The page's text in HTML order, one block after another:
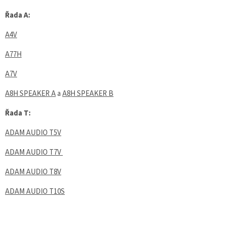
Řada A:
A4V
A77H
A7V
A8H SPEAKER AaA8H SPEAKER B
Řada T:
ADAM AUDIO T5V
ADAM AUDIO T7V
ADAM AUDIO T8V
ADAM AUDIO T10S